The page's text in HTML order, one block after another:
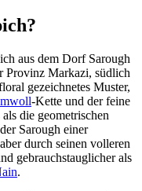
aus dem Dorf Sarough
Provinz Markazi, südlich
gezeichnetes Muster,
-Kette und der feine
die geometrischen
Sarough einer
durch seinen volleren
gebrauchstauglicher als
.